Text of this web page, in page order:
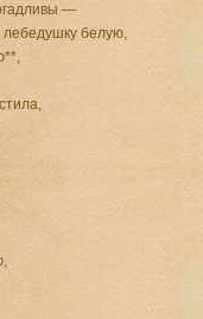
—
лебедушку белую,